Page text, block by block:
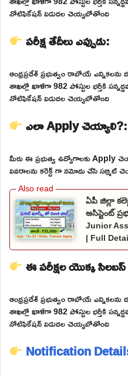
నోటిఫికేషన్ విడుదల చెయ్యబోతోంది
పరీక్ష తేదీలు ఎప్పుడు:
ఆంధ్రప్రదేశ్ ప్రభుత్వం రాబోయే
శాఖల్లో ఖాళీగా 982 పోస్టుల భర్తీకి
నోటిఫికేషన్ విడుదల చెయ్యబోతోంది
ఎలా Apply చెయ్యాలి?:
మీరు ఈ ప్రభుత్వ ఉద్యోగాలకు Apply
వివరాలను కరెక్ట్ గా నమోదు చేసి సబ్మిట్
ఏపీ జిల్లా
అసిస్టెంట్
Junior
| Full
ఈ పరీక్షల యొక్క
ఆంధ్రప్రదేశ్ ప్రభుత్వం రాబోయే
శాఖల్లో ఖాళీగా 982 పోస్టుల భర్తీకి
నోటిఫికేషన్ విడుదల చెయ్యబోతోంది
Notification